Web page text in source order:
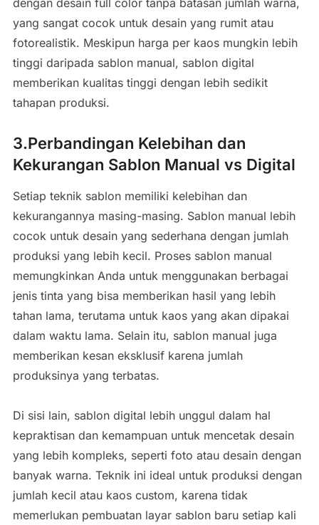
yang sangat cocok untuk desain yang rumit atau
fotorealistik. Meskipun harga per kaos mungkin lebih
tinggi daripada sablon manual, sablon digital
memberikan kualitas tinggi dengan lebih sedikit
tahapan produksi.
3.Perbandingan Kelebihan dan
Kekurangan Sablon Manual vs Digital
Setiap teknik sablon memiliki kelebihan dan
kekurangannya masing-masing. Sablon manual lebih
cocok untuk desain yang sederhana dengan jumlah
produksi yang lebih kecil. Proses sablon manual
memungkinkan Anda untuk menggunakan berbagai
jenis tinta yang bisa memberikan hasil yang lebih
tahan lama, terutama untuk kaos yang akan dipakai
dalam waktu lama. Selain itu, sablon manual juga
memberikan kesan eksklusif karena jumlah
produksinya yang terbatas.
Di sisi lain, sablon digital lebih unggul dalam hal
kepraktisan dan kemampuan untuk mencetak desain
yang lebih kompleks, seperti foto atau desain dengan
banyak warna. Teknik ini ideal untuk produksi dengan
jumlah kecil atau kaos custom, karena tidak
memerlukan pembuatan layar sablon baru setiap kali